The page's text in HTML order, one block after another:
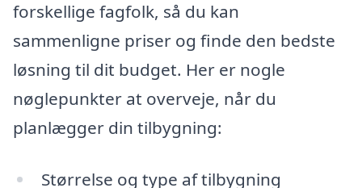
forskellige fagfolk, så du kan
sammenligne priser og finde den bedste
løsning til dit budget. Her er nogle
nøglepunkter at overveje, når du
planlægger din tilbygning:
Størrelse og type af tilbygning